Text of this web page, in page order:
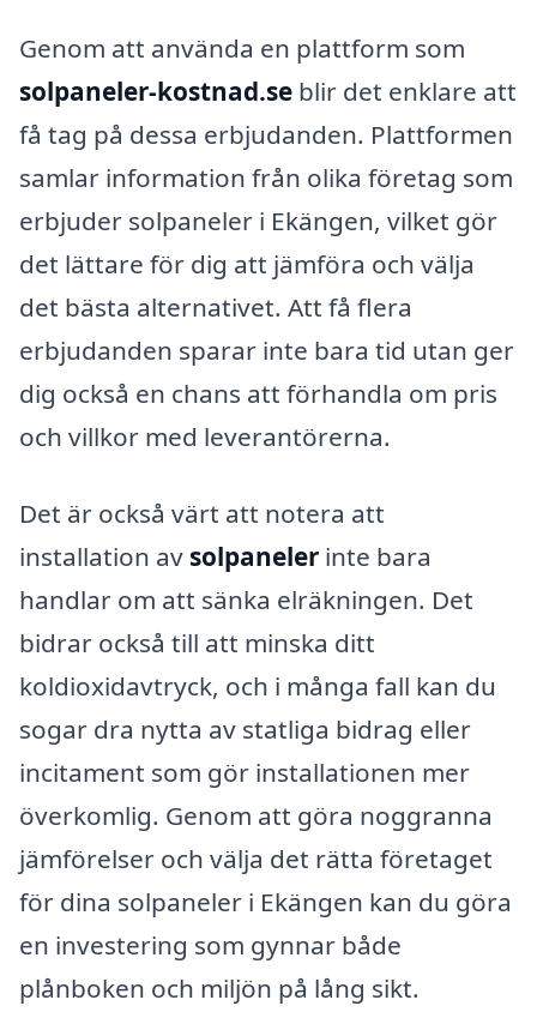
Genom att använda en plattform som
solpaneler-kostnad.se blir det enklare att
få tag på dessa erbjudanden. Plattformen
samlar information från olika företag som
erbjuder solpaneler i Ekängen, vilket gör
det lättare för dig att jämföra och välja
det bästa alternativet. Att få flera
erbjudanden sparar inte bara tid utan ger
dig också en chans att förhandla om pris
och villkor med leverantörerna.
Det är också värt att notera att
installation av solpaneler inte bara
handlar om att sänka elräkningen. Det
bidrar också till att minska ditt
koldioxidavtryck, och i många fall kan du
sogar dra nytta av statliga bidrag eller
incitament som gör installationen mer
överkomlig. Genom att göra noggranna
jämförelser och välja det rätta företaget
för dina solpaneler i Ekängen kan du göra
en investering som gynnar både
plånboken och miljön på lång sikt.